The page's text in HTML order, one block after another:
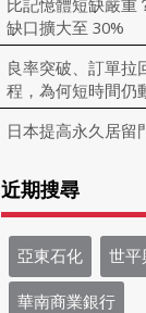
比記憶體短缺嚴重
缺口擴大至 30%
良率突破、訂單拉
程，為何短時間仍
日本提高永久居留
近期搜尋
亞東石化 世平
華南商業銀行